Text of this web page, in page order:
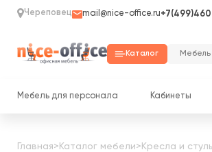
Череповец mail@nice-office.ru
Каталог
Мебель для персонала Кабинеты
Главная> Каталог мебели> Кресла и